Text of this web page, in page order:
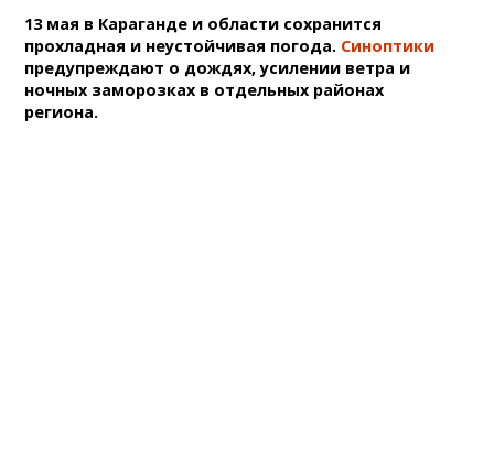
13 мая в Караганде и области сохранится
прохладная и неустойчивая погода. Синоптики
предупреждают о дождях, усилении ветра и
ночных заморозках в отдельных районах
региона.